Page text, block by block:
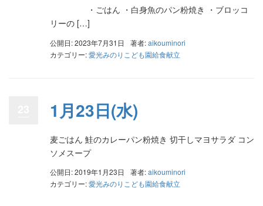
・ごはん ・白身魚のパン粉焼き ・ブロッコ
リーの […]
公開日: 2023年7月31日 著者:aikouminori
カテゴリー:愛光みのりこども園給食献立
1月23日(水)
麦ごはん 鮭のカレーパン粉焼き 切干しマヨサラダ コン
ソメスープ
公開日: 2019年1月23日 著者:aikouminori
カテゴリー:愛光みのりこども園給食献立